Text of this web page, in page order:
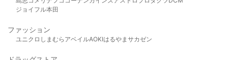
ジョイフル本田
ファッション
ユニクロ しまむら アベイルAOKIはるやま サカゼン